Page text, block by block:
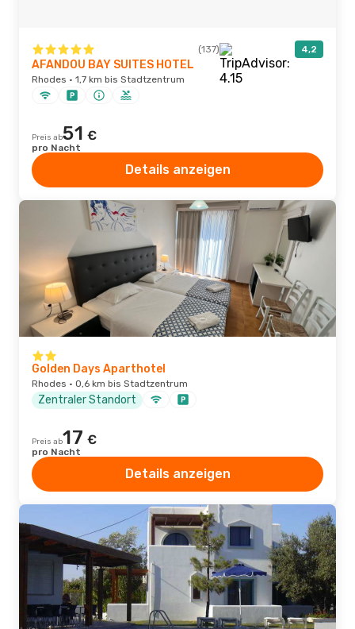
(137) 4,2
AFANDOU BAY SUITES HOTEL
Rhodes · 1,7 km bis Stadtzentrum
Preis ab51 €
pro Nacht
Details anzeigen
Golden Days Aparthotel
Rhodes · 0,6 km bis Stadtzentrum
Zentraler Standort
Preis ab17 €
pro Nacht
Details anzeigen